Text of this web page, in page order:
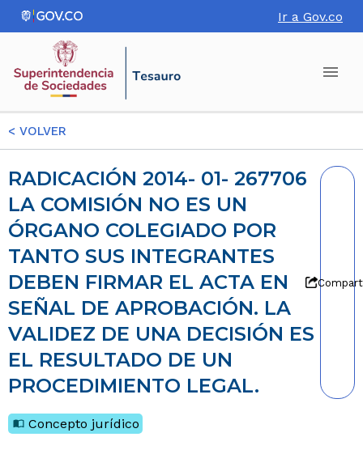
Ir a Gov.co
< VOLVER
RADICACIÓN 2014- 01- 267706
LA COMISIÓN NO ES UN
ÓRGANO COLEGIADO POR
TANTO SUS INTEGRANTES
DEBEN FIRMAR EL ACTA EN
SEÑAL DE APROBACIÓN. LA
VALIDEZ DE UNA DECISIÓN ES
EL RESULTADO DE UN
PROCEDIMIENTO LEGAL.
Concepto jurídico